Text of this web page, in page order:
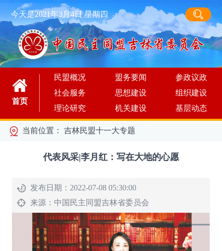
今天是2021年3月4日 星期四
首页
民盟概况 盟务要闻
参政议政
社会服务
思想建设
组织建设
理论研究
机关建设 基层动态
当前位置： 吉林民盟十一大专题
代表风采|李月红：写在大地的心愿
发布日期：2022-07-08 05:30:00
来源： 中国民主同盟吉林省委员会